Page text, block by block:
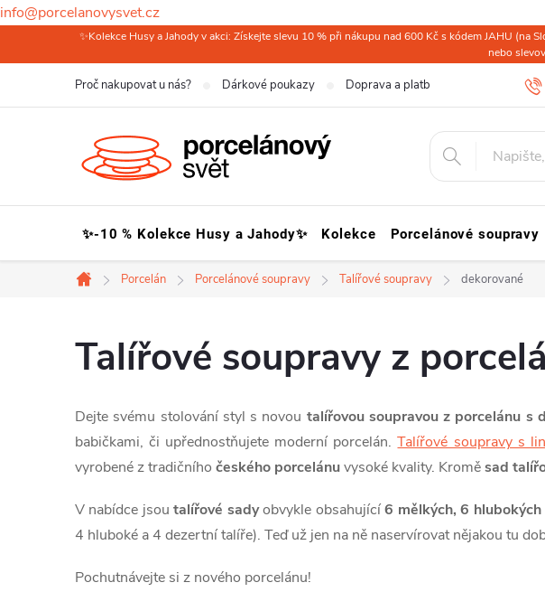
info@porcelanovysvet.cz
na
✨Kolekce Husy a Jahody v akci: Získejte slevu 10 % při nákupu nad 600 Kč s kódem JAHU
nebo
Proč nakupovat u nás? Dárkové poukazy Doprava a platba ČR Doprava
✨-10 % Kolekce Husy a Jahody✨ Kolekce Porcelánové soupravy
Domů
Porcelán Porcelánové soupravy Talířové soupravy dekorované
Talířové soupravy z
Dejte svému stolování styl s novou talířovou soupravou z porcelánu s
babičkami, či upřednostňujete moderní porcelán.Talířové soupravy s
vyrobené z tradičního českého porcelánuvysoké kvality. Kroměsad
V nabídce jsoutalířové sadyobvykle obsahující6 mělkých, 6
4 hluboké a 4 dezertní talíře). Teď už jen na ně naservírovat nějakou tu
Pochutnávejte si z nového porcelánu!